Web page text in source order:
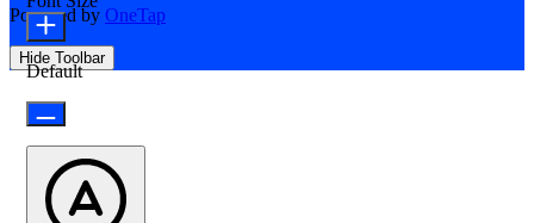
Powered by OneTap
Hide Toolbar
Default